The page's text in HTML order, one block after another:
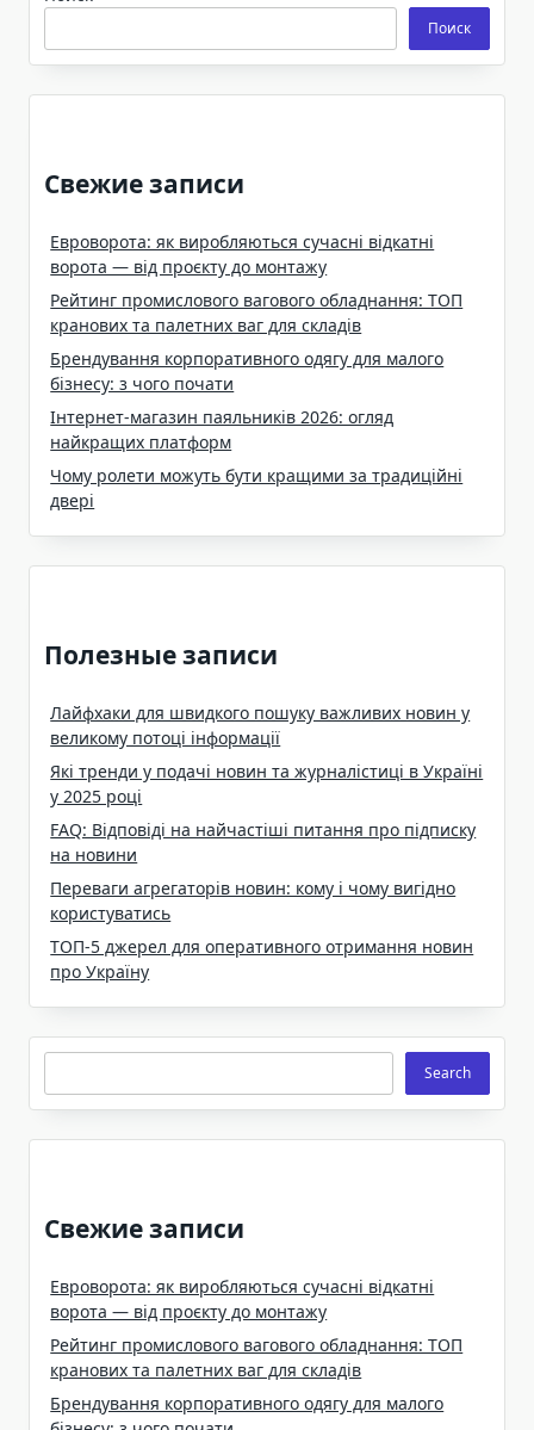
Поиск
Свежие записи
Евроворота: як виробляються сучасні відкатні
ворота — від проєкту до монтажу
Рейтинг промислового вагового обладнання: ТОП
кранових та палетних ваг для складів
Брендування корпоративного одягу для малого
бізнесу: з чого почати
Інтернет-магазин паяльників 2026: огляд
найкращих платформ
Чому ролети можуть бути кращими за традиційні
двері
Полезные записи
Лайфхаки для швидкого пошуку важливих новин у
великому потоці інформації
Які тренди у подачі новин та журналістиці в Україні
у 2025 році
FAQ: Відповіді на найчастіші питання про підписку
на новини
Переваги агрегаторів новин: кому і чому вигідно
користуватись
ТОП-5 джерел для оперативного отримання новин
про Україну
Search Search
Свежие записи
Евроворота: як виробляються сучасні відкатні
ворота — від проєкту до монтажу
Рейтинг промислового вагового обладнання: ТОП
кранових та палетних ваг для складів
Брендування корпоративного одягу для малого